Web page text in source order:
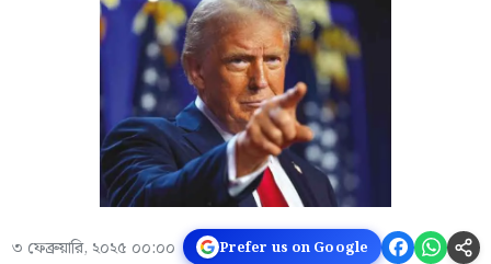
৩ ফেব্রুয়ারি, ২০২৫ ০০:০০ Prefer us on Google